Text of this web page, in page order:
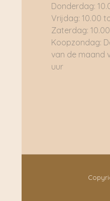
Donderdag:
Vrijdag: 10.00
Zaterdag:
Koopzondag:
van de maand
uur